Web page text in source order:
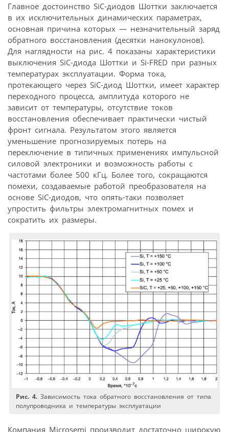
Главное достоинство SiC-диодов Шоттки заключается
в их исключительных динамических параметрах,
основная причина которых — незначительный заряд
обратного восстановления (десятки нанокулонов).
Для наглядности на рис. 4 показаны характеристики
выключения SiC-диода Шоттки и Si-FRED при разных
температурах эксплуатации. Форма тока,
протекающего через SiC-диод Шоттки, имеет характер
переходного процесса, амплитуда которого не
зависит от температуры, отсутствие токов
восстановления обеспечивает практически чистый
фронт сигнала. Результатом этого является
уменьшение прогнозируемых потерь на
переключение в типичных применениях импульсной
силовой электроники и возможность работы с
частотами более 500 кГц. Более того, сокращаются
помехи, создаваемые работой преобразователя на
основе SiC-диодов, что опять-таки позволяет
упростить фильтры электромагнитных помех и
сократить их размеры.
Рис. 4. Зависимость тока обратного восстановления от типа
полупроводника и температуры эксплуатации
Компания Microsemi производит достаточно широкую